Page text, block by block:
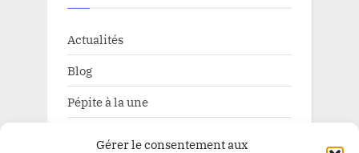
Gérer le consentement aux
Actualités
Blog
Pépite à la une